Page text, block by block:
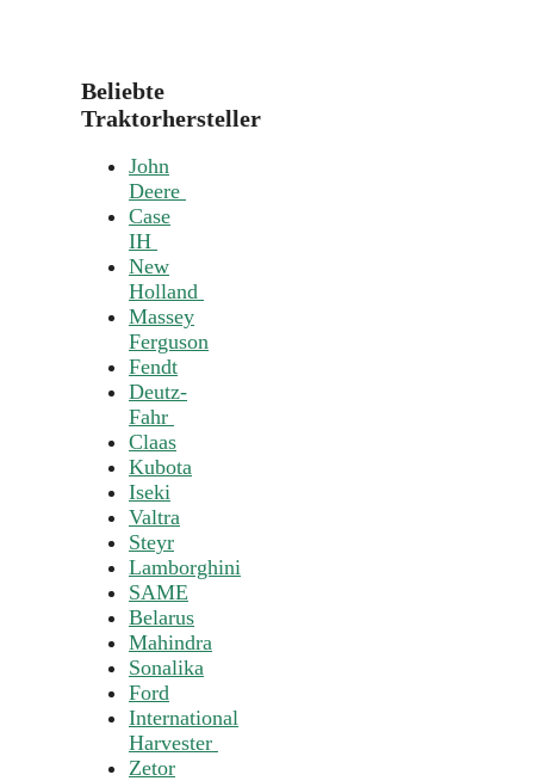
Beliebte
Traktorhersteller
John
Deere
Case
IH
New
Holland
Massey
Ferguson
Fendt
Deutz-
Fahr
Claas
Kubota
Iseki
Valtra
Steyr
Lamborghini
SAME
Belarus
Mahindra
Sonalika
Ford
International
Harvester
Zetor